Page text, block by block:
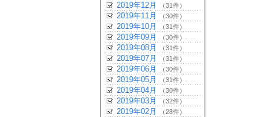
2019年12月 （31件）
2019年11月 （30件）
2019年10月 （31件）
2019年09月 （30件）
2019年08月 （31件）
2019年07月 （31件）
2019年06月 （30件）
2019年05月 （31件）
2019年04月 （30件）
2019年03月 （32件）
2019年02月 （28件）